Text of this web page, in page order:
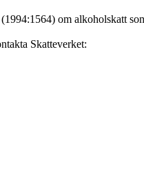
om alkoholskatt
Skatteverket: